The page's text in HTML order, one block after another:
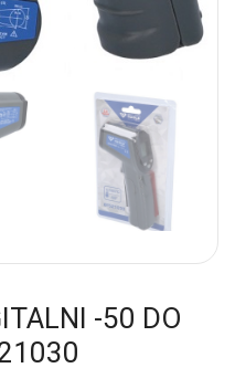
-50 DO